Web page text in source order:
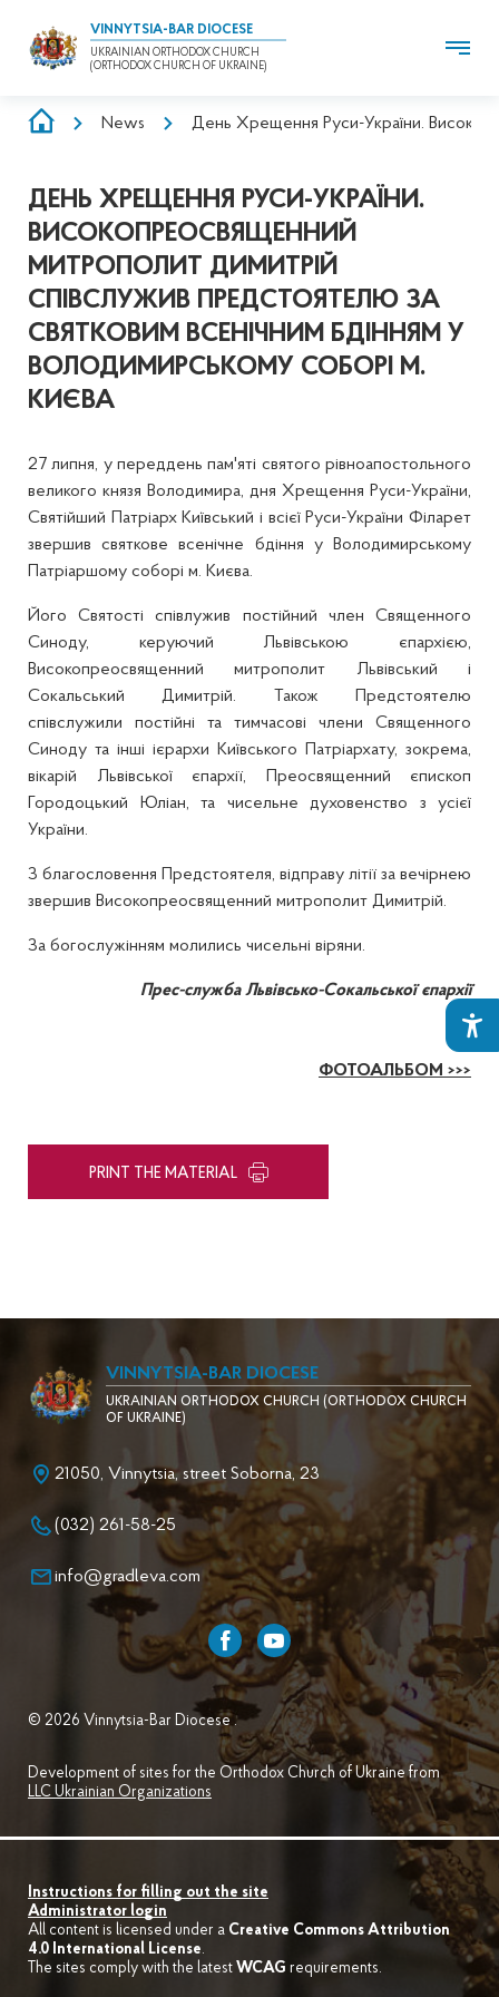
VINNYTSIA-BAR DIOCESE
UKRAINIAN ORTHODOX CHURCH
(ORTHODOX CHURCH OF UKRAINE)
BREADCRUMB
News День Хрещення Руси-України.
ДЕНЬ ХРЕЩЕННЯ РУСИ-УКРАЇНИ.
ВИСОКОПРЕОСВЯЩЕННИЙ
МИТРОПОЛИТ ДИМИТРІЙ
СПІВСЛУЖИВ ПРЕДСТОЯТЕЛЮ ЗА
СВЯТКОВИМ ВСЕНІЧНИМ БДІННЯМ У
ВОЛОДИМИРСЬКОМУ СОБОРІ М.
КИЄВА
27 липня, у переддень пам'яті святого рівноапостольного
великого князя Володимира, дня Хрещення Руси-України,
Святійший Патріарх Київський і всієї Руси-України Філарет
звершив святкове всенічне бдіння у Володимирському
Патріаршому соборі м. Києва.
Його Святості співлужив постійний член Священного
Синоду, керуючий Львівською єпархією,
Високопреосвященний митрополит Львівський і
Сокальський Димитрій. Також Предстоятелю
співслужили постійні та тимчасові члени Священного
Синоду та інші ієрархи Київського Патріархату, зокрема,
вікарій Львівської єпархії, Преосвященний єпископ
Городоцький Юліан, та чисельне духовенство з усієї
України.
З благословення Предстоятеля, відправу літії за вечірнею
звершив Високопреосвященний митрополит Димитрій.
За богослужінням молились чисельні віряни.
Прес-служба Львівсько-Сокальської єпархії
ФОТОАЛЬБОМ >>>
PRINT THE MATERIAL
VINNYTSIA-BAR DIOCESE
UKRAINIAN ORTHODOX CHURCH (ORTHODOX CHURCH
OF UKRAINE)
21050, Vinnytsia, street Soborna, 23
(032) 261-58-25
info@gradleva.com
© 2026 Vinnytsia-Bar Diocese .
Development of sites for the Orthodox Church of Ukraine from
LLC Ukrainian Organizations
Instructions for filling out the site
Administrator login
All content is licensed under a Creative Commons Attribution
4.0 International License.
The sites comply with the latest WCAG requirements.